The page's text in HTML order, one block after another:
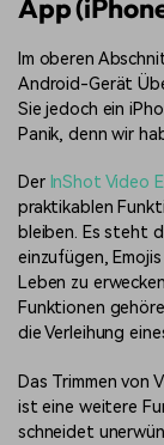
App
Im oberen
Android-Gerät
Sie jedoch ein
Panik, denn wir
Der InShot Video
praktikablen
bleiben. Es steht
einzufügen,
Leben zu
Funktionen
die Verleihung
Das Trimmen von
ist eine weitere
schneidet